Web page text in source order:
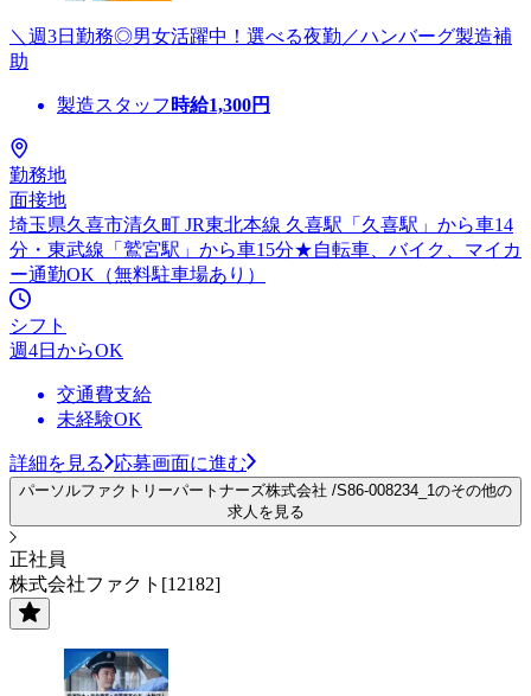
＼週3日勤務◎男女活躍中！選べる夜勤／ハンバーグ製造補
助
製造スタッフ 時給1,300円
勤務地
面接地
埼玉県久喜市清久町 JR東北本線 久喜駅「久喜駅」から車14
分・東武線「鷲宮駅」から車15分★自転車、バイク、マイカ
ー通勤OK（無料駐車場あり）
シフト
週4日からOK
交通費支給
未経験OK
詳細を見る 応募画面に進む
パーソルファクトリーパートナーズ株式会社 /S86-008234_1のその他の
求人を見る
正社員
株式会社ファクト[12182]